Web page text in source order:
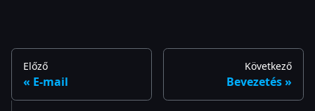
Előző
E-mail
Következő
Bevezetés